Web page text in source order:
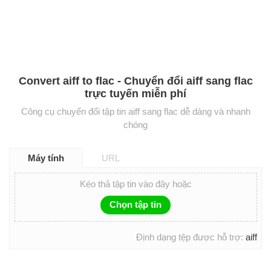
Convert aiff to flac - Chuyển đổi aiff sang flac
trực tuyến miễn phí
Công cụ chuyển đổi tập tin aiff sang flac dễ dàng và nhanh
chóng
Máy tính URL
Kéo thả tập tin vào đây hoặc
Chọn tập tin
Định dạng tệp được hỗ trợ: aiff